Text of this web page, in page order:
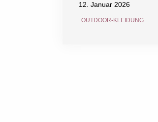
12. Januar 2026
OUTDOOR-KLEIDUNG